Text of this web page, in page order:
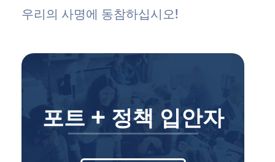
우리의 사명에 동참하십시오!
포트 + 정책 입안자